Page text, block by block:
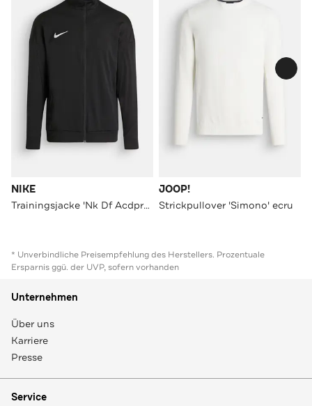
NIKE
Trainingsjacke 'Nk Df Acdpr24' schwarz
JOOP!
Strickpullover 'Simono' ecru
* Unverbindliche Preisempfehlung des Herstellers. Prozentuale
Ersparnis ggü. der UVP, sofern vorhanden
Unternehmen
Über uns
Karriere
Presse
Service